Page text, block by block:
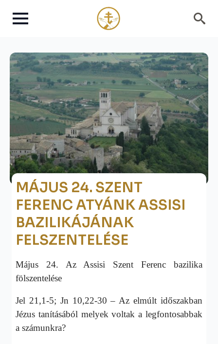
MÁJUS 24. SZENT
FERENC ATYÁNK ASSISI
BAZILIKÁJÁNAK
FELSZENTELÉSE
Május 24. Az Assisi Szent Ferenc bazilika
fölszentelése
Jel 21,1-5; Jn 10,22-30 – Az elmúlt időszakban
Jézus tanításából melyek voltak a legfontosabbak
a számunkra?